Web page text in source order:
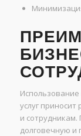
услуг
и
долговечную и